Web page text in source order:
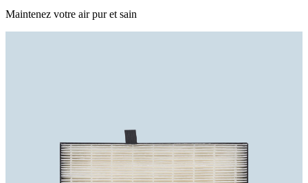
Maintenez votre air pur et sain